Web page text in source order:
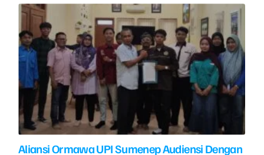
Aliansi Ormawa UPI Sumenep Audiensi Dengan